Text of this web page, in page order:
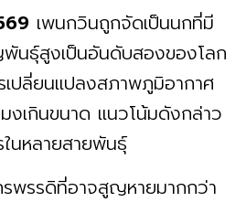
เพนกวินถูกจัดเป็นนกที่มี
นธุ์สูงเป็นอันดับสองของโลก
เปลี่ยนแปลงสภาพภูมิอากาศ
งเกินขนาด แนวโน้มดังกล่าว
นหลายสายพันธุ์
รพรรดิที่อาจสูญหายมากกว่า